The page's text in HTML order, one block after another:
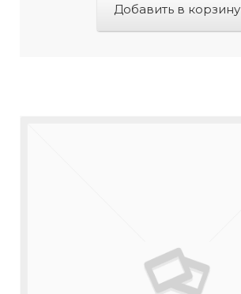
Добавить в корзину